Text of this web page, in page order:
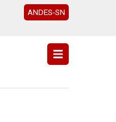
ANDES-SN